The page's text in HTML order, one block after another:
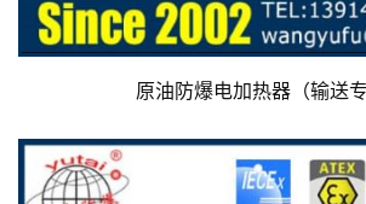
原油防爆电加热器（输送专